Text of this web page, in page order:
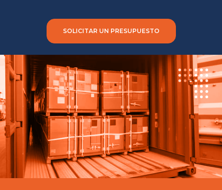
SOLICITAR UN PRESUPUESTO